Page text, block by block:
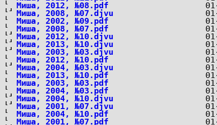
Миша, 2012, №08.pdf
Миша, 2008, №07.djvu
Миша, 2002, №09.pdf
Миша, 2008, №07.pdf
Миша, 2012, №10.djvu
Миша, 2013, №10.djvu
Миша, 2003, №03.djvu
Миша, 2012, №10.pdf
Миша, 2004, №03.djvu
Миша, 2013, №10.pdf
Миша, 2003, №03.pdf
Миша, 2004, №03.pdf
Миша, 2004, №10.djvu
Миша, 2001, №07.djvu
Миша, 2004, №10.pdf
Миша, 2001, №07.pdf